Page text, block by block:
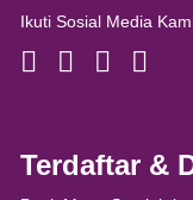
Ikuti Sosial Media
Terdaftar &